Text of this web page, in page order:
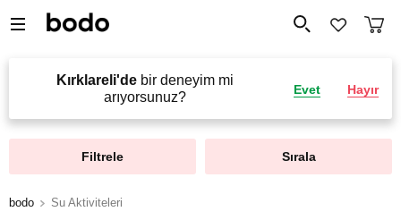
Kırklareli'debir deneyim mi
arıyorsunuz?
Evet Hayır
Filtrele Sırala
bodo Su Aktiviteleri